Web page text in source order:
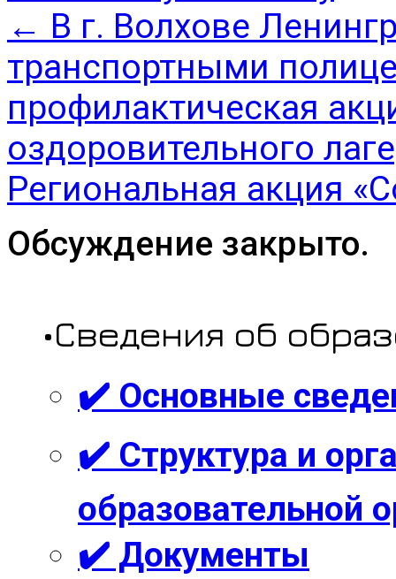
← В г. Волхове
транспортными
профилактическая
оздоровительного
Региональная акция
Обсуждение закрыто.
•Сведения об
✔️ Основные
✔️ Структура и
образовательной
✔️ Документы